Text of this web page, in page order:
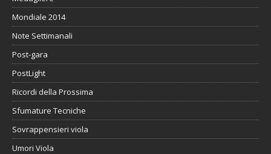
Mondiale 2014
Note Settimanali
Post-gara
PostLight
Ricordi della Prossima
Sfumature Tecniche
Sovrappensieri viola
Umori Viola